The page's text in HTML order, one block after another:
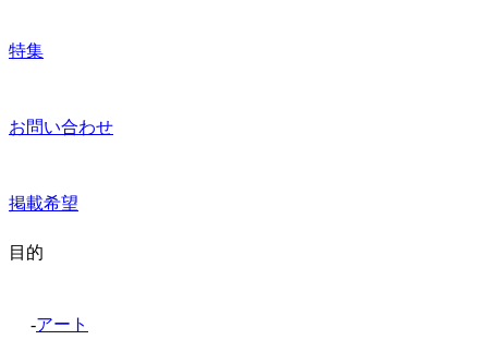
特集
お問い合わせ
掲載希望
目的
-アート